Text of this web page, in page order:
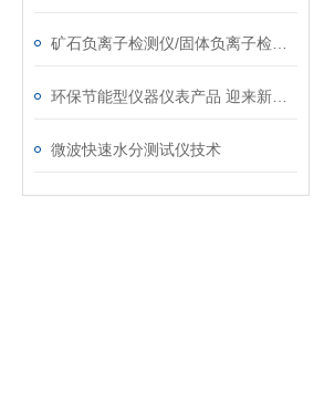
微波快速水分测试仪技术